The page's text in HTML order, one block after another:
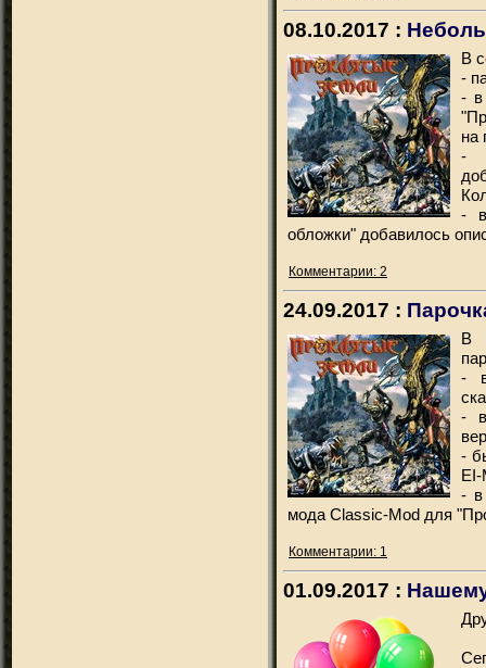
08.10.2017 :
В
-
- в
на
-
-
обложки" добавилось
Комментарии: 2
24.09.2017 :
В
-
-
-
- в
мода Classic-Mod для
Комментарии: 1
01.09.2017 :